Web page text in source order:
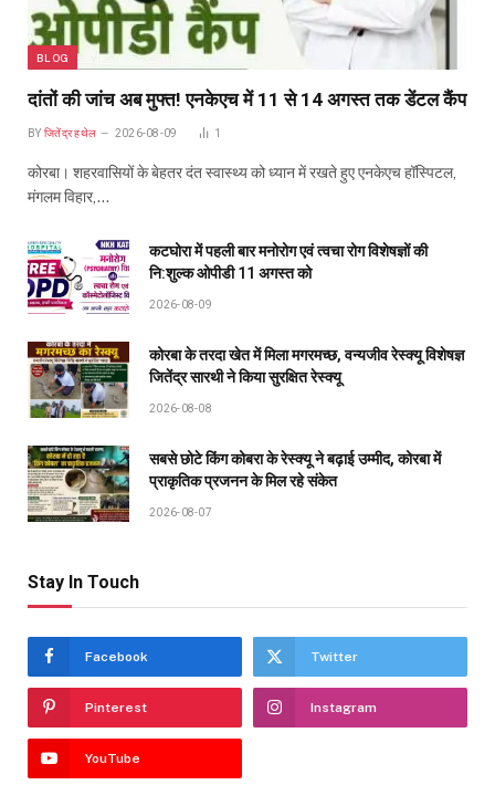
BLOG
दांतों की जांच अब मुफ्त! एनकेएच में 11 से 14 अगस्त तक डेंटल कैंप
BY जितेंद्र हथेल 2026-08-09 1
कोरबा। शहरवासियों के बेहतर दंत स्वास्थ्य को ध्यान में रखते हुए एनकेएच हॉस्पिटल,
मंगलम विहार,…
कटघोरा में पहली बार मनोरोग एवं त्वचा रोग विशेषज्ञों की
नि:शुल्क ओपीडी 11 अगस्त को
2026-08-09
कोरबा के तरदा खेत में मिला मगरमच्छ, वन्यजीव रेस्क्यू विशेषज्ञ
जितेंद्र सारथी ने किया सुरक्षित रेस्क्यू
2026-08-08
सबसे छोटे किंग कोबरा के रेस्क्यू ने बढ़ाई उम्मीद, कोरबा में
प्राकृतिक प्रजनन के मिल रहे संकेत
2026-08-07
Stay In Touch
Facebook Twitter
Pinterest Instagram
YouTube